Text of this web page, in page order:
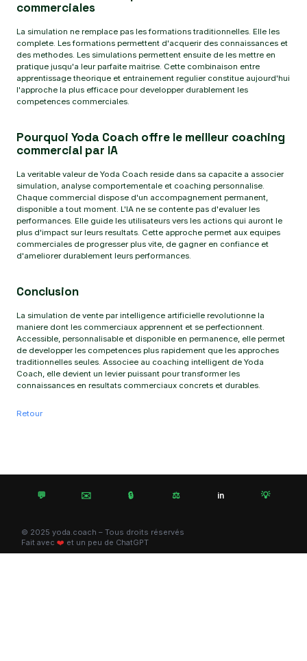
commerciales
La simulation ne remplace pas les formations traditionnelles. Elle les
complete. Les formations permettent d'acquerir des connaissances et
des methodes. Les simulations permettent ensuite de les mettre en
pratique jusqu'a leur parfaite maitrise. Cette combinaison entre
apprentissage theorique et entrainement regulier constitue aujourd'hui
l'approche la plus efficace pour developper durablement les
competences commerciales.
Pourquoi Yoda Coach offre le meilleur coaching
commercial par IA
La veritable valeur de Yoda Coach reside dans sa capacite a associer
simulation, analyse comportementale et coaching personnalise.
Chaque commercial dispose d'un accompagnement permanent,
disponible a tout moment. L'IA ne se contente pas d'evaluer les
performances. Elle guide les utilisateurs vers les actions qui auront le
plus d'impact sur leurs resultats. Cette approche permet aux equipes
commerciales de progresser plus vite, de gagner en confiance et
d'ameliorer durablement leurs performances.
Conclusion
La simulation de vente par intelligence artificielle revolutionne la
maniere dont les commerciaux apprennent et se perfectionnent.
Accessible, personnalisable et disponible en permanence, elle permet
de developper les competences plus rapidement que les approches
traditionnelles seules. Associee au coaching intelligent de Yoda
Coach, elle devient un levier puissant pour transformer les
connaissances en resultats commerciaux concrets et durables.
Retour
💬 ✉️ 🔒 ⚖️ in 💡
© 2025 yoda.coach – Tous droits réservés
Fait avec ❤️ et un peu de ChatGPT